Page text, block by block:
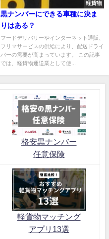
軽貨物
黒ナンバーにできる車種に決ま
りはある？
フードデリバリーやインターネット通販、
フリマサービスの供給により、配送ドライ
バーの需要が高まっています。 この記事
では、軽貨物運送業として使...
格安黒ナンバー
任意保険
軽貨物マッチング
アプリ13選